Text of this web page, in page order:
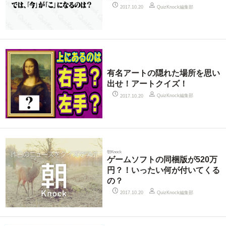
2017.10.20 QuizKnock編集部
有名アートの隠れた場所を思い
出せ！アートクイズ！
2017.10.20 QuizKnock編集部
朝Knock
ゲームソフトの同梱版が520万
円？！いったい何が付いてくる
の？
2017.10.20 QuizKnock編集部